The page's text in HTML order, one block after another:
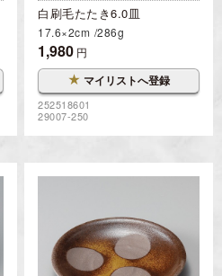
白刷毛たたき6.0皿
17.6×2cm 286g
1,980 円
★ マイリストへ登録
252518601
29007-250